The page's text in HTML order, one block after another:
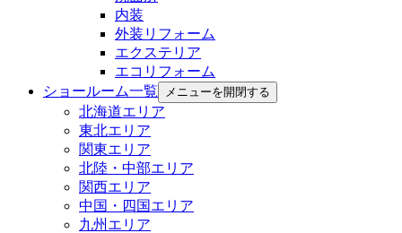
内装
外装リフォーム
エクステリア
エコリフォーム
ショールーム一覧
メニューを開閉する
北海道エリア
東北エリア
関東エリア
北陸・中部エリア
関西エリア
中国・四国エリア
九州エリア